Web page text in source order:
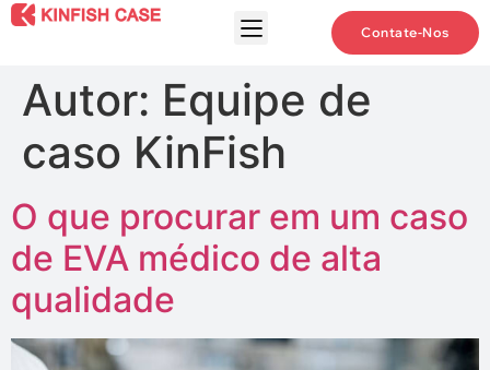
Contate-Nos
Autor: Equipe de
caso KinFish
O que procurar em um caso
de EVA médico de alta
qualidade